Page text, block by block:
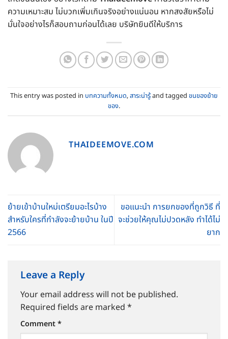
ความเหมาะสม ไม่บวกเพิ่มเกินจริงอย่างแน่นอน หากสงสัยหรือไม่
มั่นใจอย่างไรก็สอบถามก่อนได้เลย บริษัทยินดีให้บริการ
This entry was posted in บทความทั้งหมด,สาระน่ารู้and tagged ขนของย้าย
ของ.
THAIDEEMOVE.COM
ย้ายเข้าบ้านใหม่เตรียมอะไรบ้าง
สำหรับใครที่กำลังจะย้ายบ้าน ในปี
2566
ขอแนะนำ การยกของที่ถูกวิธี ที่
จะช่วยให้คุณไม่ปวดหลัง ทำได้ไม่
ยาก
Leave a Reply
Your email address will not be published.
Required fields are marked *
Comment*